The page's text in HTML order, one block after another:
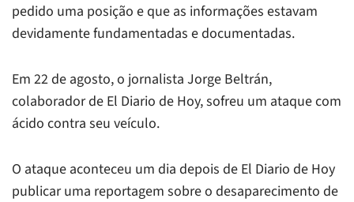
pedido uma posição e que as informações estavam
devidamente fundamentadas e documentadas.
Em 22 de agosto, o jornalista Jorge Beltrán,
colaborador de El Diario de Hoy, sofreu um ataque com
ácido contra seu veículo.
O ataque aconteceu um dia depois de El Diario de Hoy
publicar uma reportagem sobre o desaparecimento de